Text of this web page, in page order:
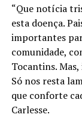
“Que notícia
esta doença.
importantes
comunidade,
Tocantins.
Só nos resta
que conforte
Carlesse.